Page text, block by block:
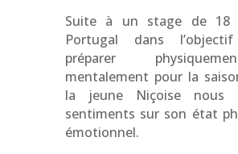
Suite à un stage de 18
Portugal dans
préparer
mentalement pour la
la jeune Niçoise nous
sentiments sur son état
émotionnel.